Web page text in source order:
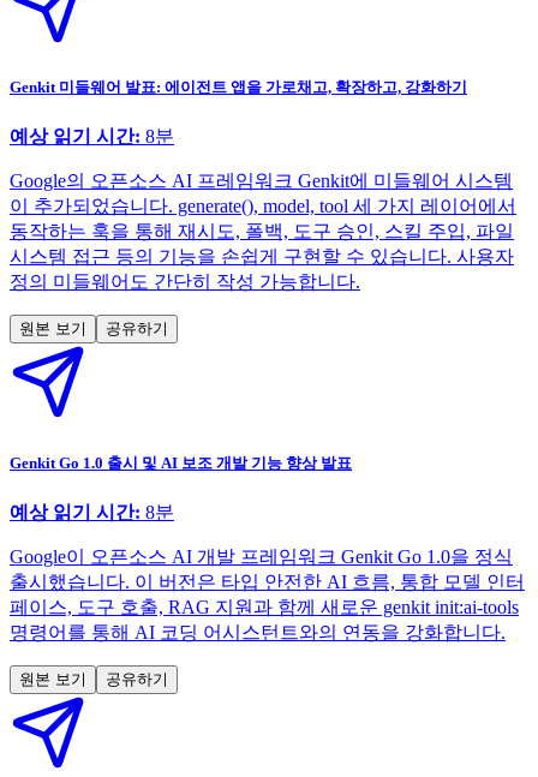
Genkit 미들웨어 발표: 에이전트 앱을 가로채고, 확장하고, 강화하기
예상 읽기 시간: 8분
Google의 오픈소스 AI 프레임워크 Genkit에 미들웨어 시스템
이 추가되었습니다. generate(), model, tool 세 가지 레이어에서
동작하는 훅을 통해 재시도, 폴백, 도구 승인, 스킬 주입, 파일
시스템 접근 등의 기능을 손쉽게 구현할 수 있습니다. 사용자
정의 미들웨어도 간단히 작성 가능합니다.
원본 보기 공유하기
Genkit Go 1.0 출시 및 AI 보조 개발 기능 향상 발표
예상 읽기 시간: 8분
Google이 오픈소스 AI 개발 프레임워크 Genkit Go 1.0을 정식
출시했습니다. 이 버전은 타입 안전한 AI 흐름, 통합 모델 인터
페이스, 도구 호출, RAG 지원과 함께 새로운 genkit init:ai-tools
명령어를 통해 AI 코딩 어시스턴트와의 연동을 강화합니다.
원본 보기 공유하기